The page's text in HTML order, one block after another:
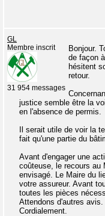
GL
Membre inscrit
31 954 messages
Bonjour.
de façon
hésitent
retour.
justice semble être la
en l'absence de permis.
Il serait utile de voir la
fait qu'une partie du
Avant d'engager une
coûteuse, le recours au
envisagé. Le Maire du
votre assureur. Avant
toutes les pièces
Attendons d'autres avis.
Cordialement.